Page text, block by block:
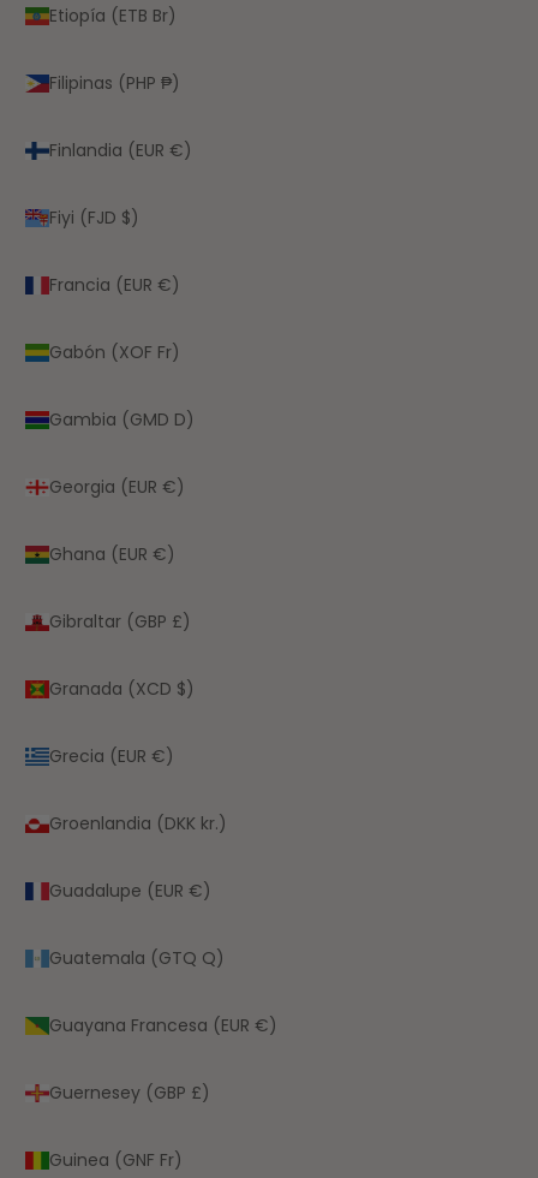
Etiopía (ETB Br)
Filipinas (PHP ₱)
Finlandia (EUR €)
Fiyi (FJD $)
Francia (EUR €)
Gabón (XOF Fr)
Gambia (GMD D)
Georgia (EUR €)
Ghana (EUR €)
Gibraltar (GBP £)
Granada (XCD $)
Grecia (EUR €)
Groenlandia (DKK kr.)
Guadalupe (EUR €)
Guatemala (GTQ Q)
Guayana Francesa (EUR €)
Guernesey (GBP £)
Guinea (GNF Fr)